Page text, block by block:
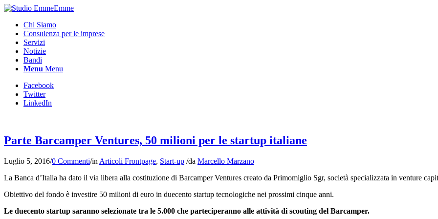
Chi Siamo
Consulenza per le imprese
Servizi
Notizie
Bandi
Menu Menu
Facebook
Twitter
LinkedIn
Parte Barcamper Ventures, 50 milioni per le startup italiane
Luglio 5, 2016/0 Commenti/in Articoli Frontpage, Start-up /da Marcello Marzano
La Banca d’Italia ha dato il via libera alla costituzione di Barcamper Ventures creato da Primomiglio Sgr, società specializzata in venture
Obiettivo del fondo è investire 50 milioni di euro in duecento startup tecnologiche nei prossimi cinque anni.
Le duecento startup saranno selezionate tra le 5.000 che parteciperanno alle attività di scouting del Barcamper.